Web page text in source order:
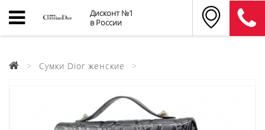
Дисконт №1
в России
Сумки Dior женские